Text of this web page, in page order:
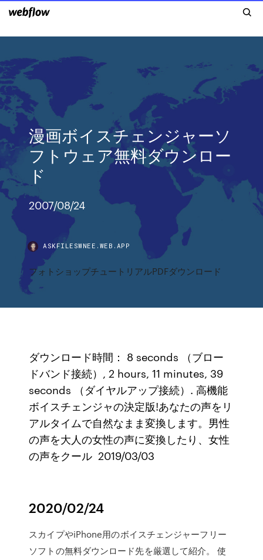
漫画ボイスチェンジャーソ
フトウェア無料ダウンロー
ド
2007/08/24
ASKFILESWNEE.WEB.APP
フォトショップチュートリアルPDFダウンロード
ダウンロード時間： 8 seconds （ブロー
ドバンド接続）, 2 hours, 11 minutes, 39
seconds （ダイヤルアップ接続）. 高機能
ボイスチェンジャの決定版!あなたの声をリ
アルタイムで自然なまま変換します。男性
の声を大人の女性の声に変換したり、女性
の声をクール 2019/03/03
2020/02/24
スカイプやiPhone用のボイスチェンジャーフリー
ソフトの無料ダウンロード先を厳選して紹介。 使